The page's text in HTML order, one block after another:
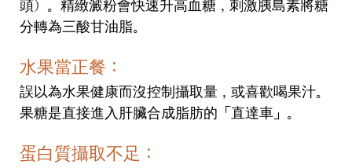
頭）。精緻澱粉會快速升高血糖，刺激胰島素將糖
分轉為三酸甘油脂。
水果當正餐：
誤以為水果健康而沒控制攝取量，或喜歡喝果汁。
果糖是直接進入肝臟合成脂肪的「直達車」。
蛋白質攝取不足：